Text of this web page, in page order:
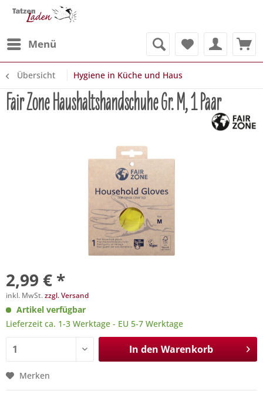
Menü
Übersicht Hygiene in Küche und Haus
Fair Zone Haushaltshandschuhe Gr. M, 1 Paar
2,99 € *
inkl. MwSt.zzgl. Versand
Artikel verfügbar
Lieferzeit ca. 1-3 Werktage - EU 5-7 Werktage
In den Warenkorb
Merken